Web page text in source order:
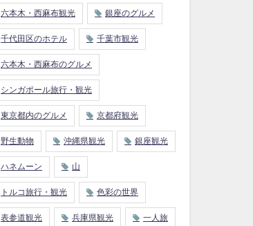
六本木・西麻布観光 銀座のグルメ
千代田区のホテル 千葉市観光
六本木・西麻布のグルメ
シンガポール旅行・観光
東京都内のグルメ 京都府観光
野生動物 沖縄県観光 銀座観光
ハネムーン 山
トルコ旅行・観光 色彩の世界
表参道観光 兵庫県観光 一人旅